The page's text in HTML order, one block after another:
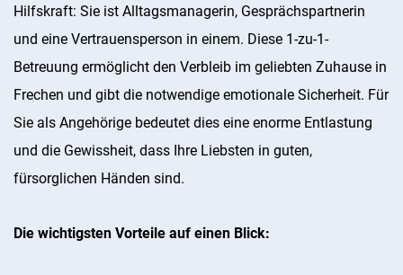
Hilfskraft: Sie ist Alltagsmanagerin, Gesprächspartnerin
und eine Vertrauensperson in einem. Diese 1-zu-1-
Betreuung ermöglicht den Verbleib im geliebten Zuhause in
Frechen und gibt die notwendige emotionale Sicherheit. Für
Sie als Angehörige bedeutet dies eine enorme Entlastung
und die Gewissheit, dass Ihre Liebsten in guten,
fürsorglichen Händen sind.
Die wichtigsten Vorteile auf einen Blick: